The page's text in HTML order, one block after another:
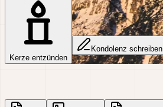
Kerze entzünden
Kondolenz schreiben